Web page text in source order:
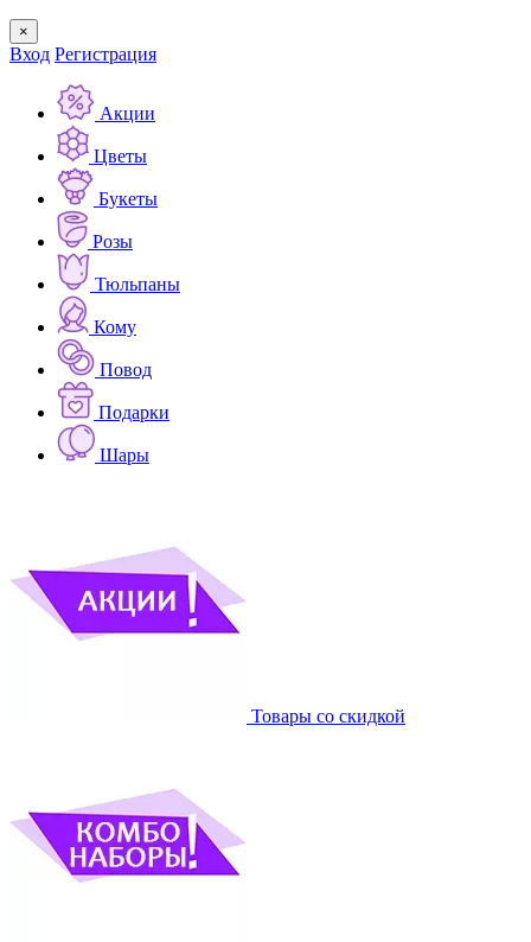
×
Вход Регистрация
Акции
Цветы
Букеты
Розы
Тюльпаны
Кому
Повод
Подарки
Шары
Товары со скидкой